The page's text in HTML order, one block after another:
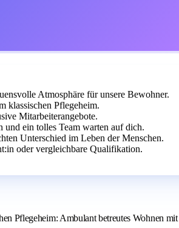
Atmosphäre für unsere Bewohner.
klassischen Pflegeheim.
Mitarbeiterangebote.
ein tolles Team warten auf dich.
Unterschied im Leben der Menschen.
oder vergleichbare Qualifikation.
Pflegeheim: Ambulant betreutes Wohnen